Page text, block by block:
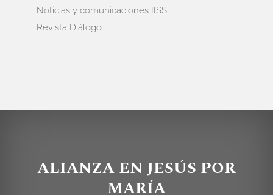
Noticias y comunicaciones IISS
Revista Diálogo
ALIANZA EN JESÚS POR
MARÍA